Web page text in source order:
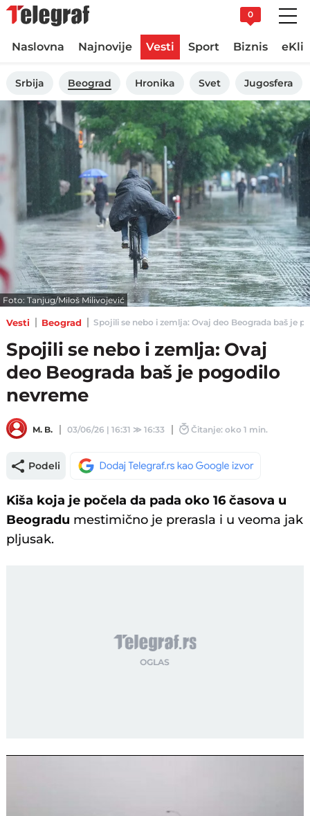
0
Naslovna Najnovije Vesti Sport Biznis
Srbija Beograd Hronika Svet Jugosfera
Foto: Tanjug/Miloš Milivojević
Vesti Beograd Spojili se nebo i zemlja: Ovaj deo Beograda baš je
Spojili se nebo i zemlja: Ovaj
deo Beograda baš je pogodilo
nevreme
M. B. 03/06/26 | 16:31 ≫16:33 Čitanje: oko 1 min.
Podeli
Kiša koja je počela da pada oko 16 časova u
Beogradu mestimično je prerasla i u veoma jak
pljusak.